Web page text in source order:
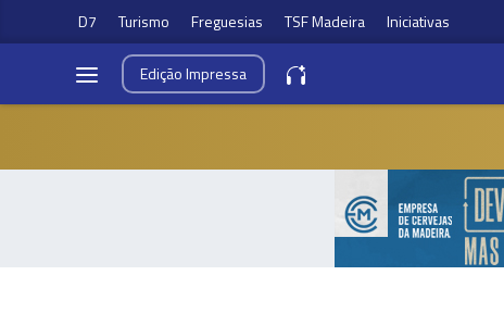
D7 Turismo Freguesias TSF Madeira Iniciativas
EdiçãoImpressa